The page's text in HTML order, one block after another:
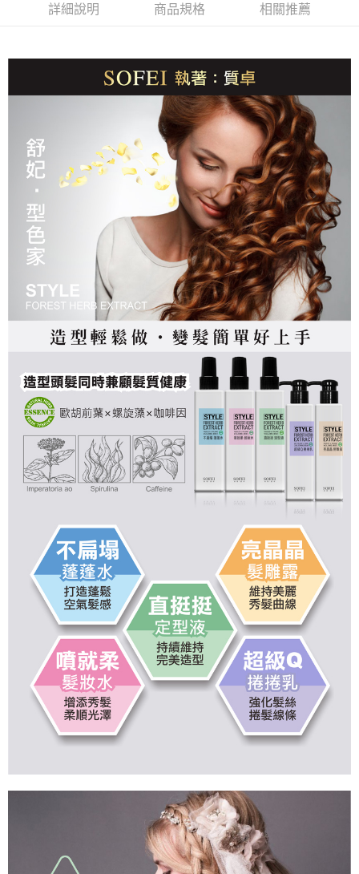
２．便利：只要手機號碼，簡訊認證，即可結帳。
結帳頁面，進行簡訊認證並確認金額後，即可完成結帳。
３．收到繳費通知簡訊後14天內，點擊此簡訊中的連結，可透過四大超商／
ATM／網路銀行／等多元方式進行付款，方視為交易完成。
※ 請注意：結帳手續完成當下不需立刻繳費，但若您需要取消訂單，請聯絡
購買商品的店家。未經商家同意取消之訂單仍視為有效，需透過AFTEE先享
後付繳納相關費用。
※ 交易是否成功請以「AFTEE先享後付 」之結帳頁面顯示為準，若有關於
是否繳費成功／繳費後需取消欲退款等相關疑問，請聯繫「AFTEE先享後付
客戶支援中心」
https://netprotections.freshdesk.com/support/home
【注意事項】
１．透過由恩沛科技股份有限公司提供之「AFTEE先享後付」服務完成之交
易，需依本服務之必要範圍內提供個人資料，並將交易相關給付款項請求債
權轉讓予恩沛科技股份有限公司。
２．關於個人資料處理事宜，請瀏覽以下網址：
https://aftee.tw/terms/#terms3
３．未成年的使用者請事先徵得法定代理人或監護人之同意方可使用
「AFTEE先享後付」，若未經同意申辦者引起之損失，本公司不負相關責
４．使用「AFTEE先享後付」時，將依據個別帳號之用戶狀況，依本公司即
時審查核予不同之上限額度；若仍有額度不足之情形，本公司將視審查結果
請求用戶進行身份認證。
５．嚴禁一人註冊多個帳號或使用他人資訊註冊。若發現惡意使用之情形，
恩沛科技股份有限公司將有權停止該用戶之使用額度並採取法律行動。
每筆NT$80，滿NT$699(含以上)免運費
每筆NT$80，滿NT$699(含以上)免運費
萊爾富付款取貨
每筆NT$80，滿NT$699(含以上)免運費
7-11取貨付款
每筆NT$80，滿NT$699(含以上)免運費
付款後7-11取貨
每筆NT$80，滿NT$699(含以上)免運費
每筆NT$80，滿NT$699(含以上)免運費
免運
每筆NT$80，滿NT$699(含以上)免運費
EMS海外配送 查看運費
詳細說明 商品規格 相關推薦